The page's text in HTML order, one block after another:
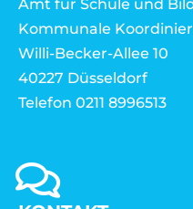
Amt für Schule und
Kommunale
Willi-Becker-Allee 10
40227 Düsseldorf
Telefon 0211 8996513